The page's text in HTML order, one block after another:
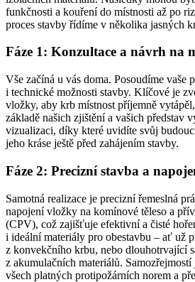
funkčnosti a kouření do místnosti až po
proces stavby řídíme v několika jasných
Fáze 1: Konzultace a návrh na
Vše začíná u vás doma. Posoudíme vaše
i technické možnosti stavby. Klíčové je
vložky, aby krb místnost příjemně
základě našich zjištění a vašich představ
vizualizaci, díky které uvidíte svůj
jeho kráse ještě před zahájením stavby.
Fáze 2: Precizní stavba a
Samotná realizace je precizní řemeslná
napojení vložky na komínové těleso a
(CPV), což zajišťuje efektivní a čisté
i ideální materiály pro obestavbu – ať už
z konvekčního krbu, nebo dlouhotrvající
z akumulačních materiálů.
všech platných protipožárních norem a